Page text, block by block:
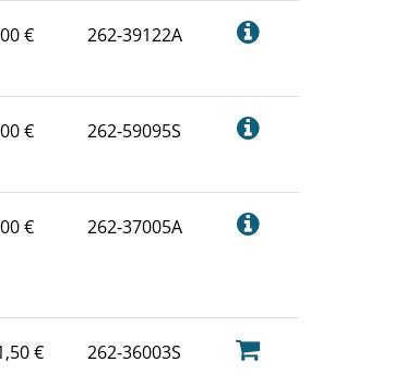
€ 262-39122A
€ 262-59095S
€ 262-37005A
€ 262-36003S